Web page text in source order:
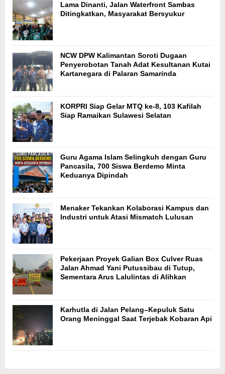
Lama Dinanti, Jalan Waterfront Sambas
Ditingkatkan, Masyarakat Bersyukur
NCW DPW Kalimantan Soroti Dugaan
Penyerobotan Tanah Adat Kesultanan Kutai
Kartanegara di Palaran Samarinda
KORPRI Siap Gelar MTQ ke-8, 103 Kafilah
Siap Ramaikan Sulawesi Selatan
Guru Agama Islam Selingkuh dengan Guru
Pancasila, 700 Siswa Berdemo Minta
Keduanya Dipindah
Menaker Tekankan Kolaborasi Kampus dan
Industri untuk Atasi Mismatch Lulusan
Pekerjaan Proyek Galian Box Culver Ruas
Jalan Ahmad Yani Putussibau di Tutup,
Sementara Arus Lalulintas di Alihkan
Karhutla di Jalan Pelang–Kepuluk Satu
Orang Meninggal Saat Terjebak Kobaran Api